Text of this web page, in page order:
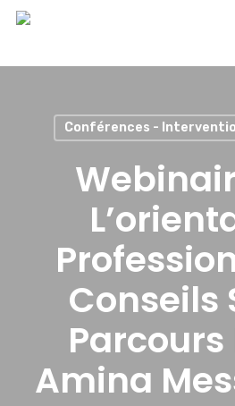
Skip
main
Conférences -
Conseils
Parcours
Amina